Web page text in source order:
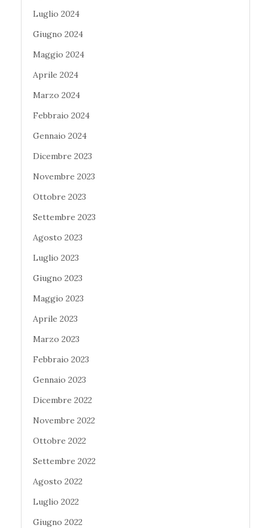
Luglio 2024
Giugno 2024
Maggio 2024
Aprile 2024
Marzo 2024
Febbraio 2024
Gennaio 2024
Dicembre 2023
Novembre 2023
Ottobre 2023
Settembre 2023
Agosto 2023
Luglio 2023
Giugno 2023
Maggio 2023
Aprile 2023
Marzo 2023
Febbraio 2023
Gennaio 2023
Dicembre 2022
Novembre 2022
Ottobre 2022
Settembre 2022
Agosto 2022
Luglio 2022
Giugno 2022